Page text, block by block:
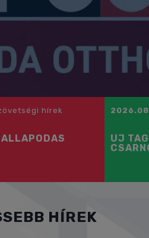
hírek
ÚJ
HÍREK